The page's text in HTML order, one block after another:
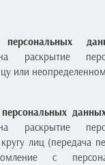
персональных
раскрытие
или
персональных
раскрытие
лиц (передача
с